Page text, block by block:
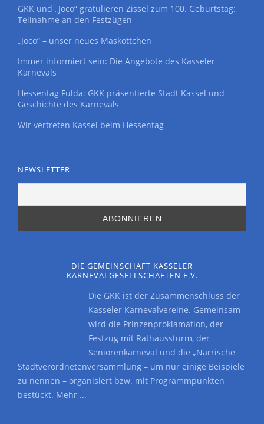
GKK und „Joco“ gratulieren Zissel zum 100. Geburtstag:
Teilnahme an den Festzügen
„Joco“ – unser neues Maskottchen
Immer informiert sein: Die Angebote des Kasseler
Karnevals
Hessentag Fulda: GKK präsentierte Stadt Kassel und
Geschichte des Karnevals
Wir vertreten Kassel beim Hessentag
NEWSLETTER
DIE GEMEINSCHAFT KASSELER
KARNEVALGESELLSCHAFTEN E.V.
Die GKK ist der Zusammenschluss der
Kasseler Karnevalvereine. Gemeinsam
wird die Prinzenproklamation, der
Festzug mit Rathaussturm, der
Seniorenkarneval und die „Närrische
Stadtverordnetenversammlung – um nur einige Beispiele
zu nennen – organisiert bzw. mit Programmpunkten
bestückt. Mehr ...